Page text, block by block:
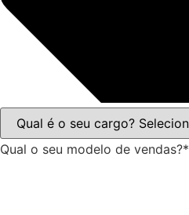
Qual o seu modelo de vendas?*